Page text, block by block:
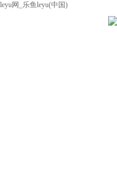
leyu网_乐鱼leyu(中国)